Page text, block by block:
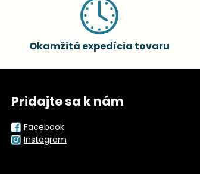
Okamžitá expedícia tovaru
Pridajte sa k nám
Facebook
Instagram